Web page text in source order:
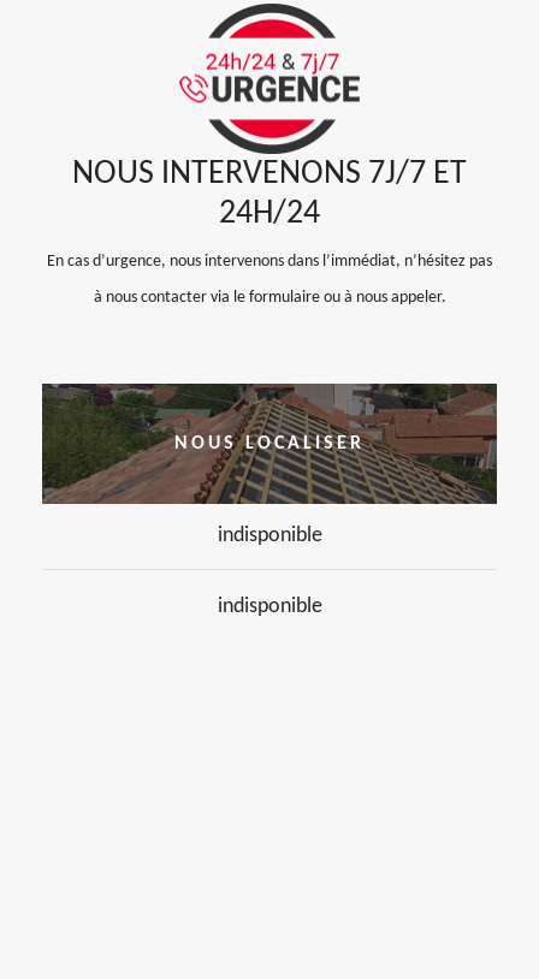
NOUS INTERVENONS 7J/7 ET
24H/24
En cas d’urgence, nous intervenons dans l’immédiat, n’hésitez pas
à nous contacter via le formulaire ou à nous appeler.
NOUS LOCALISER
indisponible
indisponible